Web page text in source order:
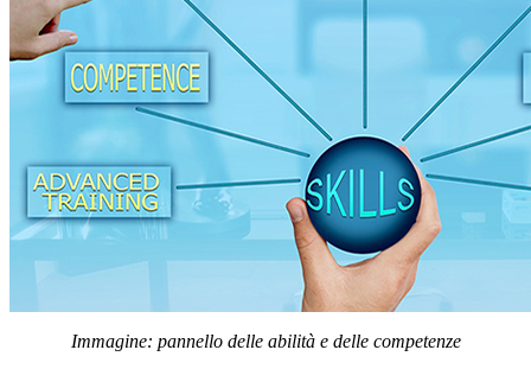
Immagine: pannello delle abilità e delle competenze